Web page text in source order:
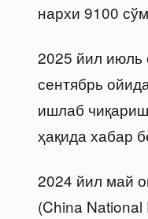
нархи 9100
2025 йил июль
сентябрь
ишлаб
ҳақида хабар
2024 йил май
(China